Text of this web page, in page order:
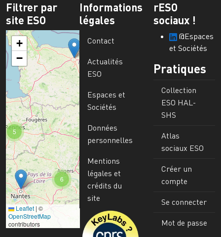
Filtrer par
site ESO
6
5
+
−
Leaflet | ©
OpenStreetMap
contributors
Informations
légales
Contact
Actualités
ESO
Espaces et
Sociétés
Données
personnelles
Mentions
légales et
crédits du
site
Image
rESO
sociaux !
@Espaces
et Sociétés
Pratiques
Collection
ESO HAL-
SHS
Atlas
sociaux ESO
Créer un
compte
Se connecter
Mot de passe